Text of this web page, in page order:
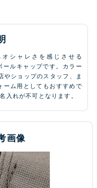
シャレさを感じさせる
ールキャップです。カラー
ショップのスタッフ、ま
ーム用としてもおすすめで
入れが不可となります。
画像